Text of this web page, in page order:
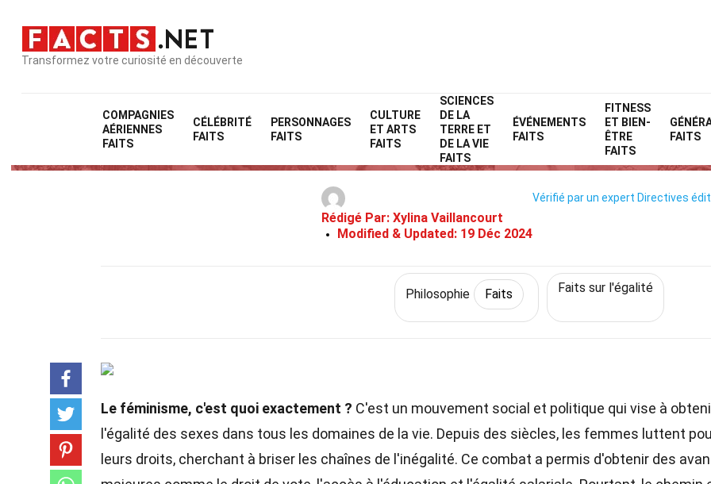
Transformez votre curiosité en découverte
COMPAGNIES
AÉRIENNES
FAITS
CÉLÉBRITÉ
FAITS
PERSONNAGES
FAITS
CULTURE
ET ARTS
FAITS
SCIENCES
DE LA
TERRE ET
DE LA VIE
FAITS
ÉVÉNEMENTS
FAITS
FITNESS
ET BIEN-
ÊTRE
FAITS
FAITS
Home Philosophie et réflexion Philosophie
31 Faits Sur Féminisme
Rédigé Par: Xylina Vaillancourt
Modified & Updated: 19 Déc 2024
Vérifié par un expert Directives
Philosophie Faits Faits sur l'égalité
Le féminisme, c'est quoi exactement ? C'est un mouvement social et politique qui vise à
l'égalité des sexes dans tous les domaines de la vie. Depuis des siècles, les femmes luttent
leurs droits, cherchant à briser les chaînes de l'inégalité. Ce combat a permis d'obtenir des